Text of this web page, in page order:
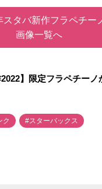
タバ新作フラペチー
画像一覧へ
】限定フラペチーノ
ク #スターバックス